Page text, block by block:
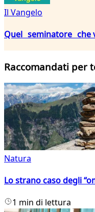
Il Vangelo
Quel seminatore che
Raccomandati per
Natura
Lo strano caso degli
1 min di lettura